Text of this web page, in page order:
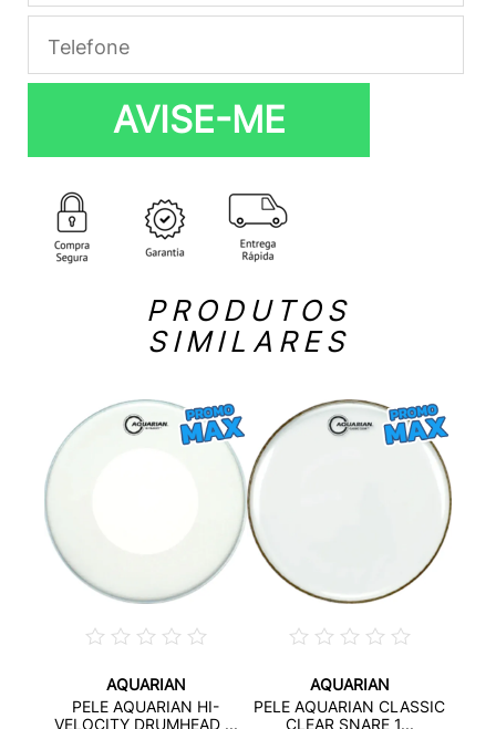
AVISE-ME
PRODUTOS
SIMILARES
AQUARIAN
PELE AQUARIAN HI-
VELOCITY DRUMHEAD ...
AQUARIAN
PELE AQUARIAN CLASSIC
CLEAR SNARE 1...